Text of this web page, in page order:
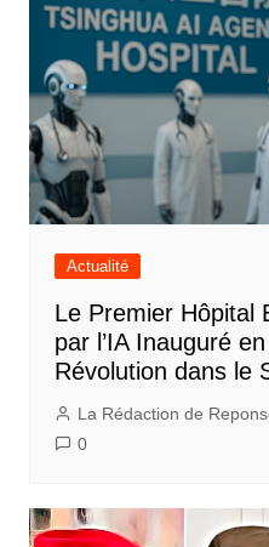
Actualité
Le Premier Hôpital
par l’IA Inauguré
Révolution dans le
La Rédaction de
0